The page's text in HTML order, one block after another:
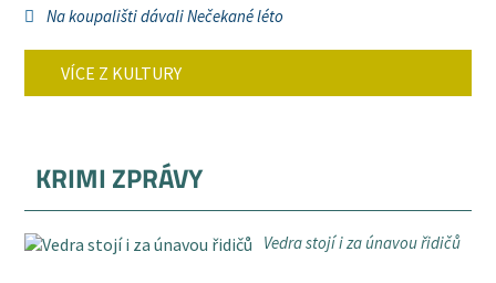
Na koupališti dávali Nečekané léto
VÍCE Z KULTURY
KRIMI ZPRÁVY
Vedra stojí i za únavou řidičů